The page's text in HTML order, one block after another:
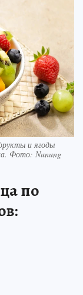
и ягоды
Фото: Nunung
по